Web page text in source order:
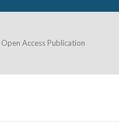
Access Publication